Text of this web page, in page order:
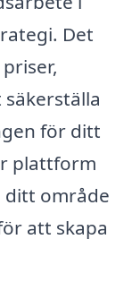
Det
för ditt
plattform
område
att skapa